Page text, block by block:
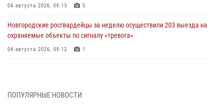
04 августа 2026, 09:13 5
Новгородские росгвардейцы за неделю осуществили 203 выезда на
охраняемые объекты по сигналу «тревога»
04 августа 2026, 09:12 1
ПОПУЛЯРНЫЕ НОВОСТИ